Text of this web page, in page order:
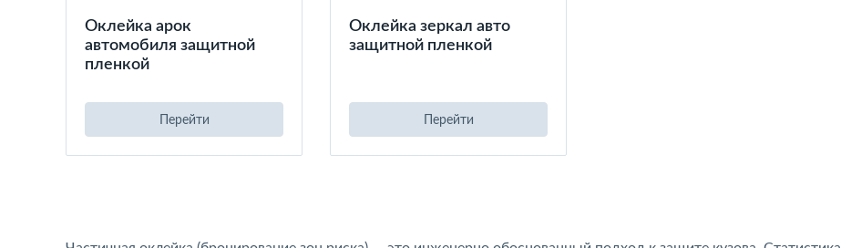
Оклейка арок
автомобиля защитной
пленкой
Перейти
Оклейка зеркал авто
защитной пленкой
Перейти